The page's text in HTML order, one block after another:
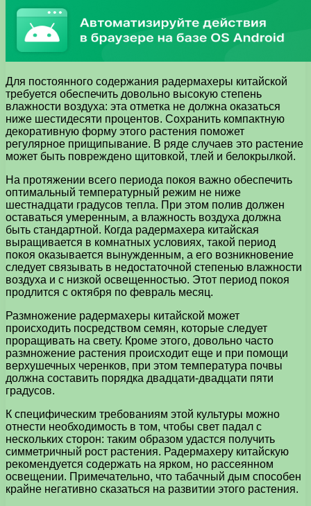
Для постоянного содержания радермахеры китайской
требуется обеспечить довольно высокую степень
влажности воздуха: эта отметка не должна оказаться
ниже шестидесяти процентов. Сохранить компактную
декоративную форму этого растения поможет
регулярное прищипывание. В ряде случаев это растение
может быть повреждено щитовкой, тлей и белокрылкой.
На протяжении всего периода покоя важно обеспечить
оптимальный температурный режим не ниже
шестнадцати градусов тепла. При этом полив должен
оставаться умеренным, а влажность воздуха должна
быть стандартной. Когда радермахера китайская
выращивается в комнатных условиях, такой период
покоя оказывается вынужденным, а его возникновение
следует связывать в недостаточной степенью влажности
воздуха и с низкой освещенностью. Этот период покоя
продлится с октября по февраль месяц.
Размножение радермахеры китайской может
происходить посредством семян, которые следует
проращивать на свету. Кроме этого, довольно часто
размножение растения происходит еще и при помощи
верхушечных черенков, при этом температура почвы
должна составить порядка двадцати-двадцати пяти
градусов.
К специфическим требованиям этой культуры можно
отнести необходимость в том, чтобы свет падал с
нескольких сторон: таким образом удастся получить
симметричный рост растения. Радермахеру китайскую
рекомендуется содержать на ярком, но рассеянном
освещении. Примечательно, что табачный дым способен
крайне негативно сказаться на развитии этого растения.